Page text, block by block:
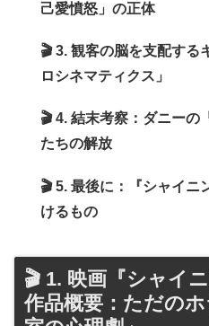
己愛憤怒」の正体
🎬 3. 観客の脳を支配する
ロシネマティクス」
🎬 4. 結末考察：ダニーの
たちの解放
🎬 5. 最後に：『シャイニ
けるもの
🎬 1. 映画『シャイ
作品概要：ただの